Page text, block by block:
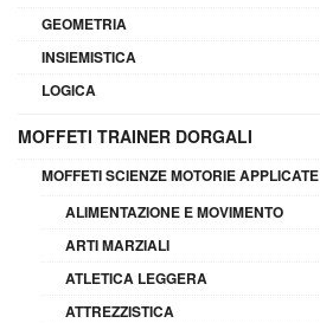
GEOMETRIA
INSIEMISTICA
LOGICA
MOFFETI TRAINER DORGALI
MOFFETI SCIENZE MOTORIE APPLICATE
ALIMENTAZIONE E MOVIMENTO
ARTI MARZIALI
ATLETICA LEGGERA
ATTREZZISTICA